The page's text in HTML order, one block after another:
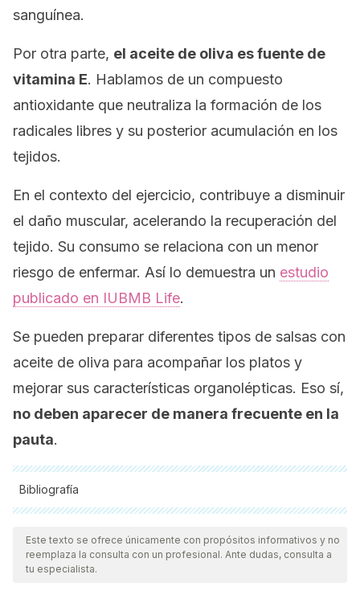
sanguínea.
Por otra parte, el aceite de oliva es fuente de
vitamina E. Hablamos de un compuesto
antioxidante que neutraliza la formación de los
radicales libres y su posterior acumulación en los
tejidos.
En el contexto del ejercicio, contribuye a disminuir
el daño muscular, acelerando la recuperación del
tejido. Su consumo se relaciona con un menor
riesgo de enfermar. Así lo demuestra un estudio
publicado en IUBMB Life.
Se pueden preparar diferentes tipos de salsas con
aceite de oliva para acompañar los platos y
mejorar sus características organolépticas. Eso sí,
no deben aparecer de manera frecuente en la
pauta.
Bibliografía
Todas las fuentes citadas fueron revisadas a profundidad por
nuestro equipo, para asegurar su calidad, confiabilidad,
vigencia y validez.La bibliografía de este artículo fue
Este texto se ofrece únicamente con propósitos informativos y no
reemplaza la consulta con un profesional. Ante dudas, consulta a
tu especialista.